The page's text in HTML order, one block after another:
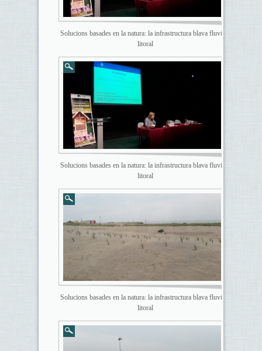
Solucions basades en la natura: la infrastructura blava fluvial i
litoral
Solucions basades en la natura: la infrastructura blava fluvial i
litoral
Solucions basades en la natura: la infrastructura blava fluvial i
litoral